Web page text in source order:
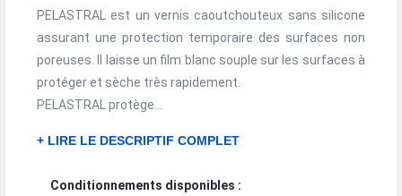
PELASTRAL est un vernis caoutchouteux sans silicone
assurant une protection temporaire des surfaces non
poreuses. Il laisse un film blanc souple sur les surfaces à
protéger et sèche très rapidement.
PELASTRAL protège...
+ LIRE LE DESCRIPTIF COMPLET
Conditionnements disponibles :